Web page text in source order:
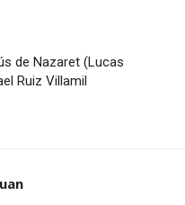
de Nazaret (Lucas
Ruiz Villamil